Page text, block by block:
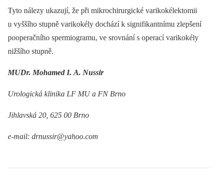
Tyto nálezy ukazují, že při mikrochirurgické varikokélektomii
u vyššího stupně vari­kokély dochází k signifikantnímu zlepšení
pooperačního spermiogramu, ve srovnání s operací varikokély
nižšího stupně.
MUDr. Mohamed I. A. Nussir
Urologická klinika LF MU a FN Brno
Jihlavská 20, 625 00 Brno
e-mail: drnussir@yahoo.com